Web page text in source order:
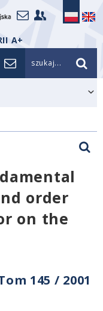
A+
szukaj...
order
on the
145 / 2001